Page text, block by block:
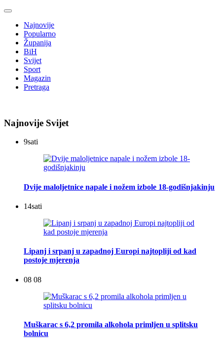
Najnovije
Popularno
Županija
BiH
Svijet
Sport
Magazin
Pretraga
Najnovije Svijet
9sati
Dvije maloljetnice napale i nožem izbole 18-godišnjakinju
14sati
Lipanj i srpanj u zapadnoj Europi najtopliji od kad
postoje mjerenja
08 08
Muškarac s 6,2 promila alkohola primljen u splitsku
bolnicu